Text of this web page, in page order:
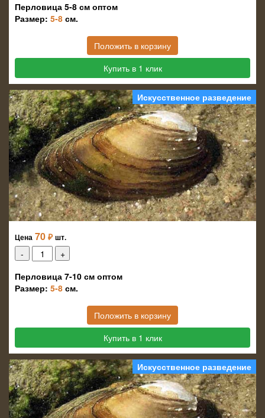
Перловица 5-8 см оптом
Размер: 5-8 см.
Положить в корзину
Купить в 1 клик
Искусственное разведение
Цена 70 ₽ шт.
Перловица 7-10 см оптом
Размер: 5-8 см.
Положить в корзину
Купить в 1 клик
Искусственное разведение